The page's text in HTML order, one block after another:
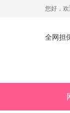
您好，欢
全网担